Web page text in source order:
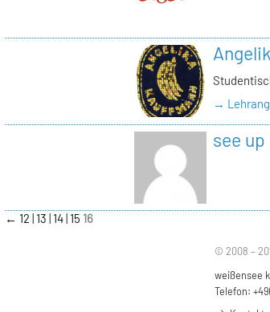
→
see up
← 12 13 14 15 16
© 2008 –
weißensee
Telefon: